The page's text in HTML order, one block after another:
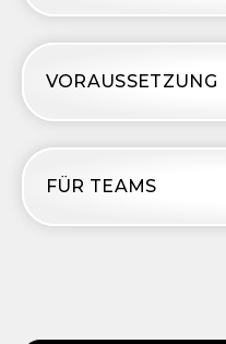
VORAUSSETZUNG
FÜR TEAMS